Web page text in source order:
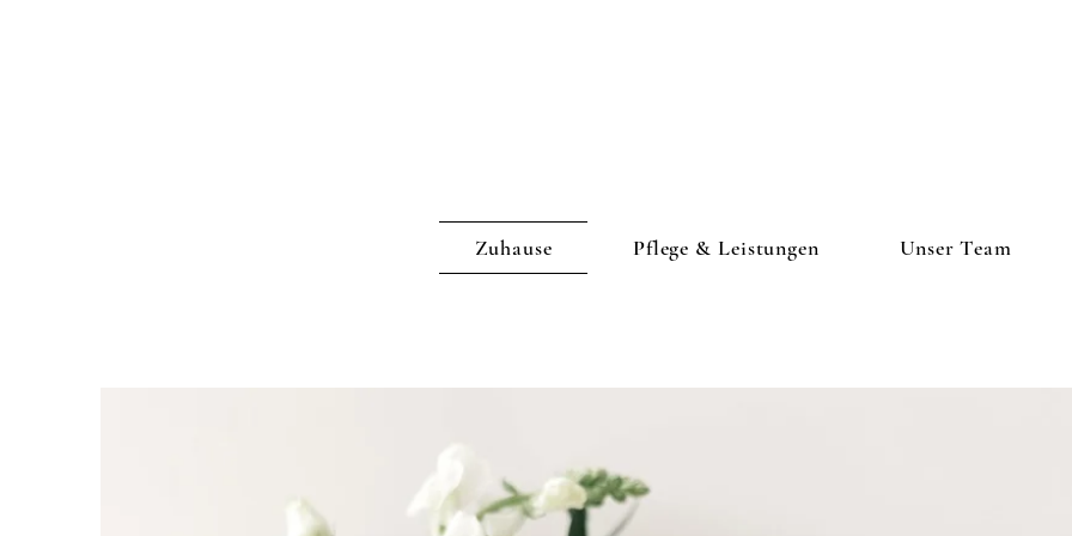
Zuhause Pflege & Leistungen Unser Team